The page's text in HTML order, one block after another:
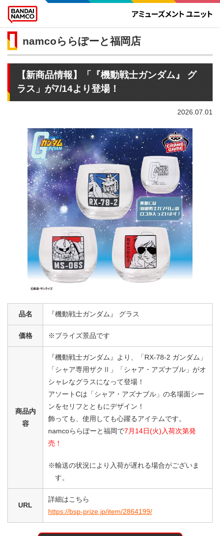
namcoららぽーと福岡店
【新商品情報】「『機動戦士ガンダム』 グ
ラス」が7/14より登場！
2026.07.01
品名 『機動戦士ガンダム』 グラス
価格 ※プライズ景品です
商品内
容
『機動戦士ガンダム』より、「RX-78-2 ガンダム」
「シャア専用ザクⅡ」「シャア・アズナブル」がオ
シャレなグラスになって登場！
アソートCは「シャア・アズナブル」の名場面シー
ンをセリフとともにデザイン！
飾っても、使用しても心躍るアイテムです。
namcoららぽーと福岡で7月14日(火)入荷次第発
売！
※輸送の状況により入荷が遅れる場合がございま
す。
URL
詳細はこちら
https://bsp-prize.jp/item/2864199/